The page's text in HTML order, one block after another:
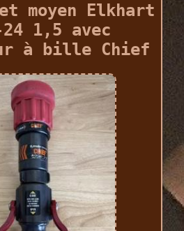
moyen Elkhart
24 1,5 avec
à bille Chief